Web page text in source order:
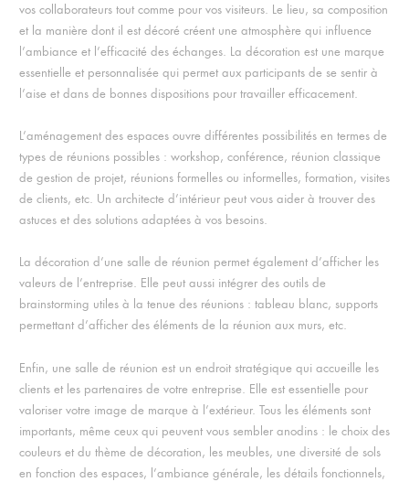
vos collaborateurs tout comme pour vos visiteurs. Le lieu, sa composition
et la manière dont il est décoré créent une atmosphère qui influence
l’ambiance et l’efficacité des échanges. La décoration est une marque
essentielle et personnalisée qui permet aux participants de se sentir à
l’aise et dans de bonnes dispositions pour travailler efficacement.
L’aménagement des espaces ouvre différentes possibilités en termes de
types de réunions possibles : workshop, conférence, réunion classique
de gestion de projet, réunions formelles ou informelles, formation, visites
de clients, etc. Un architecte d’intérieur peut vous aider à trouver des
astuces et des solutions adaptées à vos besoins.
La décoration d’une salle de réunion permet également d’afficher les
valeurs de l’entreprise. Elle peut aussi intégrer des outils de
brainstorming utiles à la tenue des réunions : tableau blanc, supports
permettant d’afficher des éléments de la réunion aux murs, etc.
Enfin, une salle de réunion est un endroit stratégique qui accueille les
clients et les partenaires de votre entreprise. Elle est essentielle pour
valoriser votre image de marque à l’extérieur. Tous les éléments sont
importants, même ceux qui peuvent vous sembler anodins : le choix des
couleurs et du thème de décoration, les meubles, une diversité de sols
en fonction des espaces, l’ambiance générale, les détails fonctionnels,